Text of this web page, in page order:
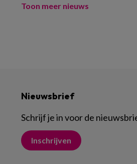
Toon meer nieuws
Nieuwsbrief
Schrijf je in voor de
Inschrijven